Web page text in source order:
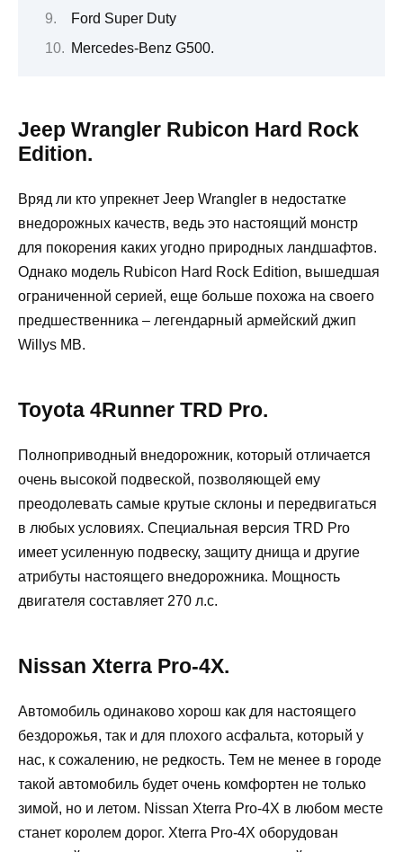
Ford Super Duty
Mercedes-Benz G500.
Jeep Wrangler Rubicon Hard Rock
Edition.
Вряд ли кто упрекнет Jeep Wrangler в недостатке
внедорожных качеств, ведь это настоящий монстр
для покорения каких угодно природных ландшафтов.
Однако модель Rubicon Hard Rock Edition, вышедшая
ограниченной серией, еще больше похожа на своего
предшественника – легендарный армейский джип
Willys MB.
Toyota 4Runner TRD Pro.
Полноприводный внедорожник, который отличается
очень высокой подвеской, позволяющей ему
преодолевать самые крутые склоны и передвигаться
в любых условиях. Специальная версия TRD Pro
имеет усиленную подвеску, защиту днища и другие
атрибуты настоящего внедорожника. Мощность
двигателя составляет 270 л.с.
Nissan Xterra Pro-4X.
Автомобиль одинаково хорош как для настоящего
бездорожья, так и для плохого асфальта, который у
нас, к сожалению, не редкость. Тем не менее в городе
такой автомобиль будет очень комфортен не только
зимой, но и летом. Nissan Xterra Pro-4X в любом месте
станет королем дорог. Xterra Pro-4X оборудован